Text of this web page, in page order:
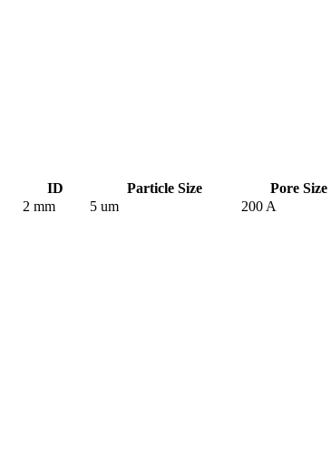
ID Particle Size Pore Size
2 mm 5 um 200 A